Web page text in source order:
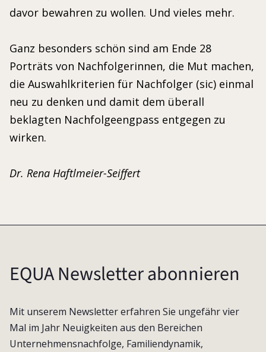
davor bewahren zu wollen. Und vieles mehr.
Ganz besonders schön sind am Ende 28
Porträts von Nachfolgerinnen, die Mut machen,
die Auswahlkriterien für Nachfolger (sic) einmal
neu zu denken und damit dem überall
beklagten Nachfolgeengpass entgegen zu
wirken.
Dr. Rena Haftlmeier-Seiffert
EQUA Newsletter abonnieren
Mit unserem Newsletter erfahren Sie ungefähr vier
Mal im Jahr Neuigkeiten aus den Bereichen
Unternehmensnachfolge, Familiendynamik,